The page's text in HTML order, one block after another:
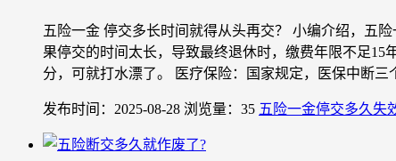
五险一金 停交多长时间就得从头再交？ 小编介绍，五
果停交的时间太长，导致最终退休时，缴费年限不足
分，可就打水漂了。 医疗保险：国家规定，医保中断三
发布时间：2025-08-28 浏览量：35 五险一金停交多久失